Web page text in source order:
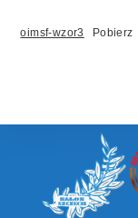
oimsf-wzor3 Pobierz